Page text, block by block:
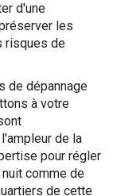
d'une
les
risques de
de dépannage
à votre
de la
pour régler
comme de
de cette